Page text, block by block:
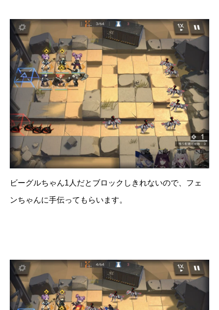
ビーグルちゃん1人だとブロックしきれないので、フェ
ンちゃんに手伝ってもらいます。